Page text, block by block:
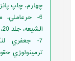
چهارم، چاپ
الشیعه، جلد 20، قم، موسسه آل البیت الاحیاءالتراث.
ترمينولوژي